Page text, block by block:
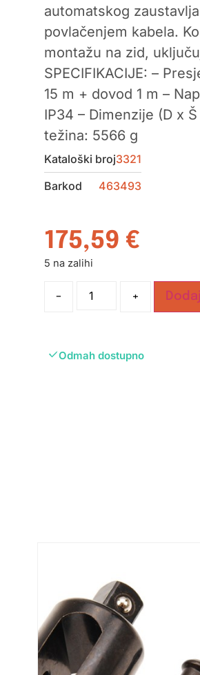
automatskog
povlačenjem kabela.
montažu na zid,
SPECIFIKACIJE: –
15 m + dovod 1 m –
IP34 – Dimenzije (D x
težina: 5566 g
Kataloški broj3321
Barkod
463493
175,59 €
5 na zalihi
- +
Odmah dostupno